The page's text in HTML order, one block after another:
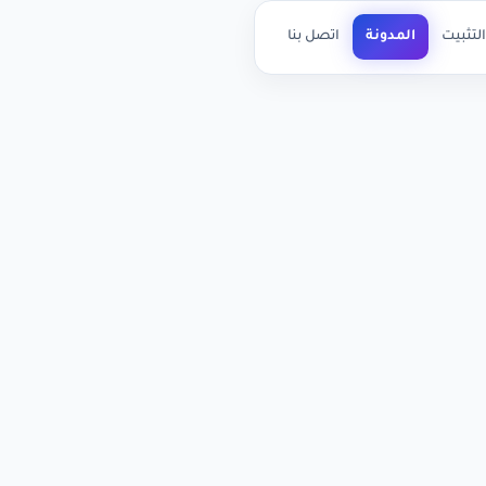
المدونة اتصل بنا